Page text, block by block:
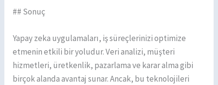
## Sonuç
Yapay zeka uygulamaları, iş süreçlerinizi optimize
etmenin etkili bir yoludur. Veri analizi, müşteri
hizmetleri, üretkenlik, pazarlama ve karar alma gibi
birçok alanda avantaj sunar. Ancak, bu teknolojileri